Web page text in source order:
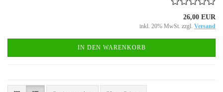
26,00 EUR
inkl. 20% MwSt. zzgl. Versand
IN DEN WARENKORB